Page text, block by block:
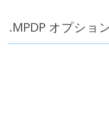
.MPDP オプショ